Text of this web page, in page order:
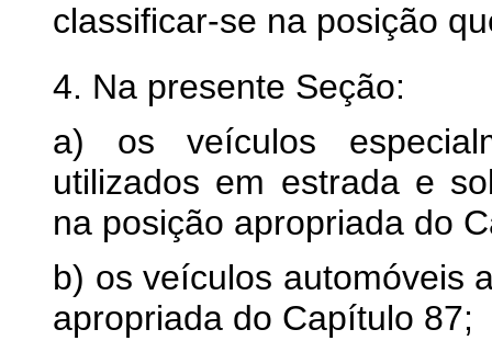
classificar-se na posição
4. Na presente Seção:
a) os veículos
utilizados em estrada e
na posição apropriada do
b) os veículos automóveis
apropriada do Capítulo 87;